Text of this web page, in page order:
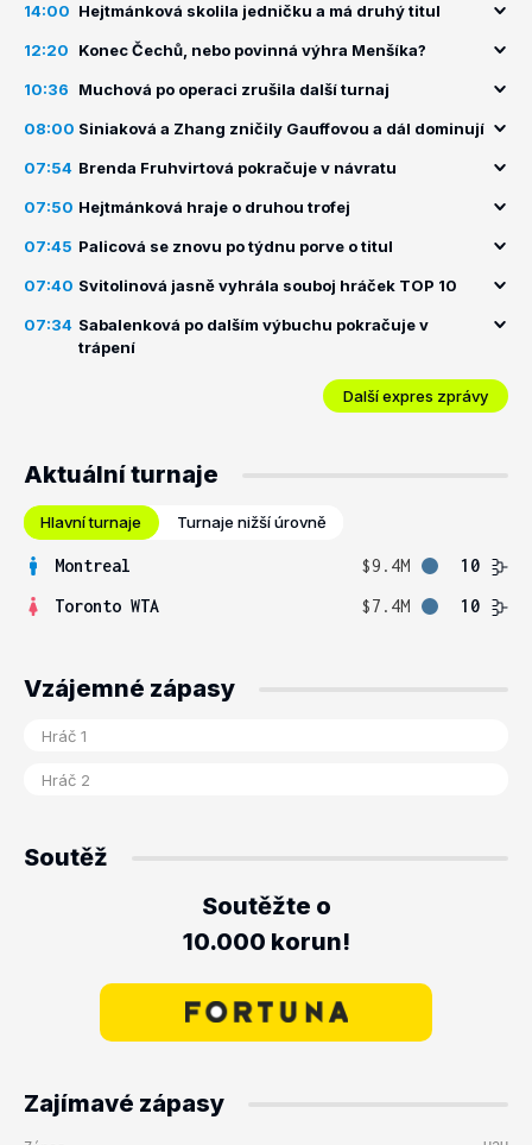
14:00 Hejtmánková skolila jedničku a má druhý titul
12:20 Konec Čechů, nebo povinná výhra Menšíka?
10:36 Muchová po operaci zrušila další turnaj
08:00 Siniaková a Zhang zničily Gauffovou a dál dominují
07:54 Brenda Fruhvirtová pokračuje v návratu
07:50 Hejtmánková hraje o druhou trofej
07:45 Palicová se znovu po týdnu porve o titul
07:40 Svitolinová jasně vyhrála souboj hráček TOP 10
07:34 Sabalenková po dalším výbuchu pokračuje v
trápení
Další expres zprávy
Aktuální turnaje
Hlavní turnaje Turnaje nižší úrovně
Montreal $9.4M
10
Toronto WTA
$7.4M 10
Vzájemné zápasy
Soutěž
Soutěžte o
10.000 korun!
Zajímavé zápasy